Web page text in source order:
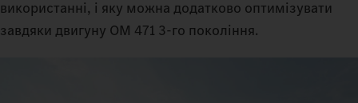
використанні, і яку можна додатково оптимізувати
завдяки двигуну OM 471 3-го покоління.